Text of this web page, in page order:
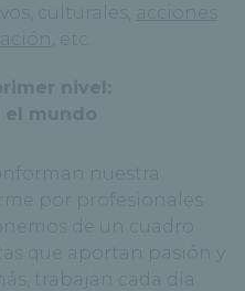
culturales,
acciones
, etc.
nivel:
el mundo
nuestra
por profesionales
de un cuadro
que aportan pasión y
trabajan cada día